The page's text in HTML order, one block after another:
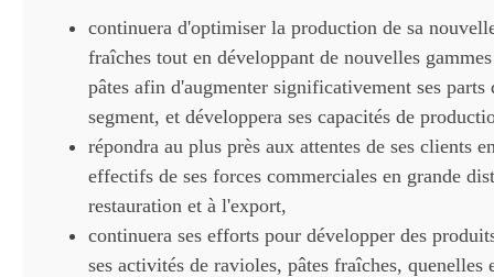
continuera d'optimiser la production de sa
fraîches tout en développant de nouvelles
pâtes afin d'augmenter significativement ses parts
segment, et développera ses capacités de
répondra au plus près aux attentes de ses clients
effectifs de ses forces commerciales en grande
restauration et à l'export,
continuera ses efforts pour développer des
ses activités de ravioles, pâtes fraîches, quenelles